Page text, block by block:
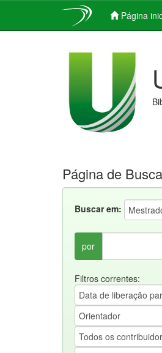
Página
Página de Busca
Buscar em:
por
Filtros correntes: